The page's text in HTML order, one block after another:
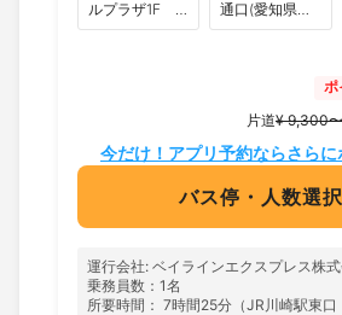
ルプラザ1F
バスターミナ
通口(愛知県信
用保証協会前)※
ポ
片道¥ 9,300〜
今だけ！アプリ予約ならさら
バス停・人数選
運行会社: ベイラインエクスプレス株
乗務員数：1名
所要時間： 7時間25分（JR川崎駅東